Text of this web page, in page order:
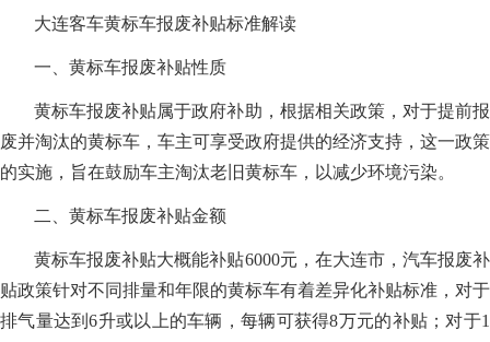
大连客车黄标车报废补贴标准解读
一、黄标车报废补贴性质
黄标车报废补贴属于政府补助，根据相关政策，对于提前报
废并淘汰的黄标车，车主可享受政府提供的经济支持，这一政策
的实施，旨在鼓励车主淘汰老旧黄标车，以减少环境污染。
二、黄标车报废补贴金额
黄标车报废补贴大概能补贴6000元，在大连市，汽车报废补
贴政策针对不同排量和年限的黄标车有着差异化补贴标准，对于
排气量达到6升或以上的车辆，每辆可获得8万元的补贴；对于1